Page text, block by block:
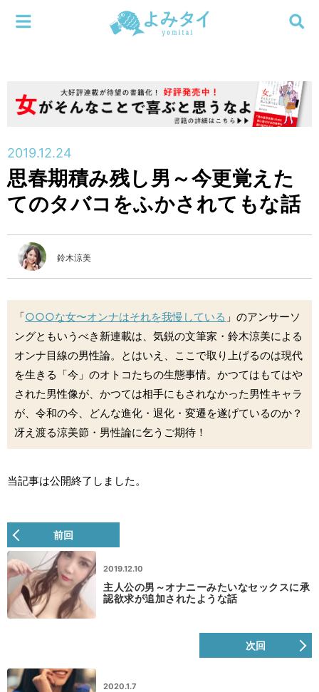
新着
新刊
検索する
メニューを閉じる
2019.12.24
思春期積み残し男～今更覚えた
てのタバコをふかされてもな話
鈴木涼美
「○○○な女〜オンナはそれを我慢している 」のアンサーソ
ングともいうべき新連載は、気鋭の文筆家・鈴木涼美による
オンナ目線の男性論。とはいえ、ここで取り上げるのは現代
を生きる「今」のオトコたちの生態事情。かつてはもてはや
された男性像が、かつては相手にもされなかった男性キャラ
が、令和の今、どんな進化・退化・変遷を遂げているのか？
冴え渡る涼美節・男性論に乞うご期待！
当記事は公開終了しました。
前回
2019.12.10
主人公の男～オナニーみたいなセックスに承
認欲求が追加されたような話
次回
2020.1.7